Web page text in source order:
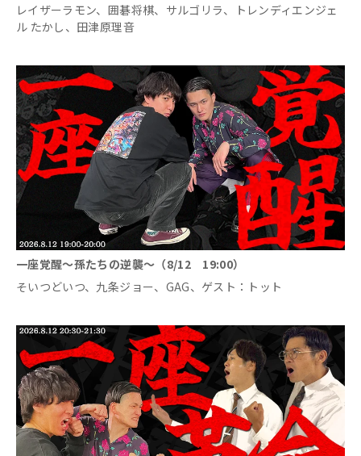
レイザーラモン、囲碁将棋、サルゴリラ、トレンディエンジェ
ル たかし、田津原理音
一座覚醒～孫たちの逆襲～（8/12 19:00）
そいつどいつ、九条ジョー、GAG、ゲスト：トット